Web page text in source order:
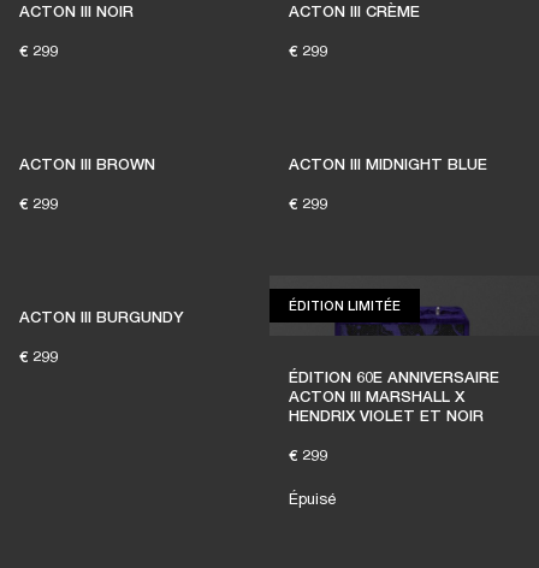
ACTON III NOIR
€ 299
ACTON III CRÈME
€ 299
ACTON III BROWN
€ 299
ACTON III MIDNIGHT BLUE
€ 299
ACTON III BURGUNDY
€ 299
ÉDITION LIMITÉEÉDITION LIMITÉE
ÉDITION 60E ANNIVERSAIRE
ACTON III MARSHALL X
HENDRIX VIOLET ET NOIR
€ 299
Épuisé